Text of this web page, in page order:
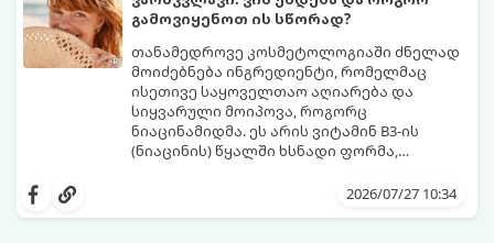
კანის ჯანმრთელობის დაზიანების გარეშე.
გამოვიყენოთ ის სწორად?
თანამედროვე კოსმეტოლოგიაში ძნელად
მოიძებნება ინგრედიენტი, რომელმაც
ისეთივე საყოველთაო აღიარება და
სიყვარული მოიპოვა, როგორც
ნიაცინამიდმა. ეს არის ვიტამინ B3-ის
(ნიაცინის) წყალში ხსნადი ფორმა,
კანისთვის ნამდვილი „მაშველი რგოლია“.
თავის მოვლის რუტინის შეუცვლელი
2026/07/27 10:34